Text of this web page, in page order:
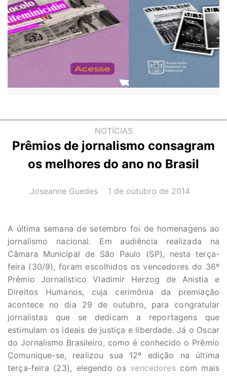
NOTÍCIAS
Prêmios de jornalismo consagram
os melhores do ano no Brasil
AUTOR(A):
Joseanne Guedes DATA:
1 de outubro de 2014
A última semana de setembro foi de homenagens ao
jornalismo nacional. Em audiência realizada na
Câmara Municipal de São Paulo (SP), nesta terça-
feira (30/9), foram escolhidos os vencedores do 36º
Prêmio Jornalístico Vladimir Herzog de Anistia e
Direitos Humanos, cuja cerimônia da premiação
acontece no dia 29 de outubro, para congratular
jornalistas que se dedicam a reportagens que
estimulam os ideais de justiça e liberdade. Já o Oscar
do Jornalismo Brasileiro, como é conhecido o Prêmio
Comunique-se, realizou sua 12º edição na última
terça-feira (23), elegendo os vencedorescom mais